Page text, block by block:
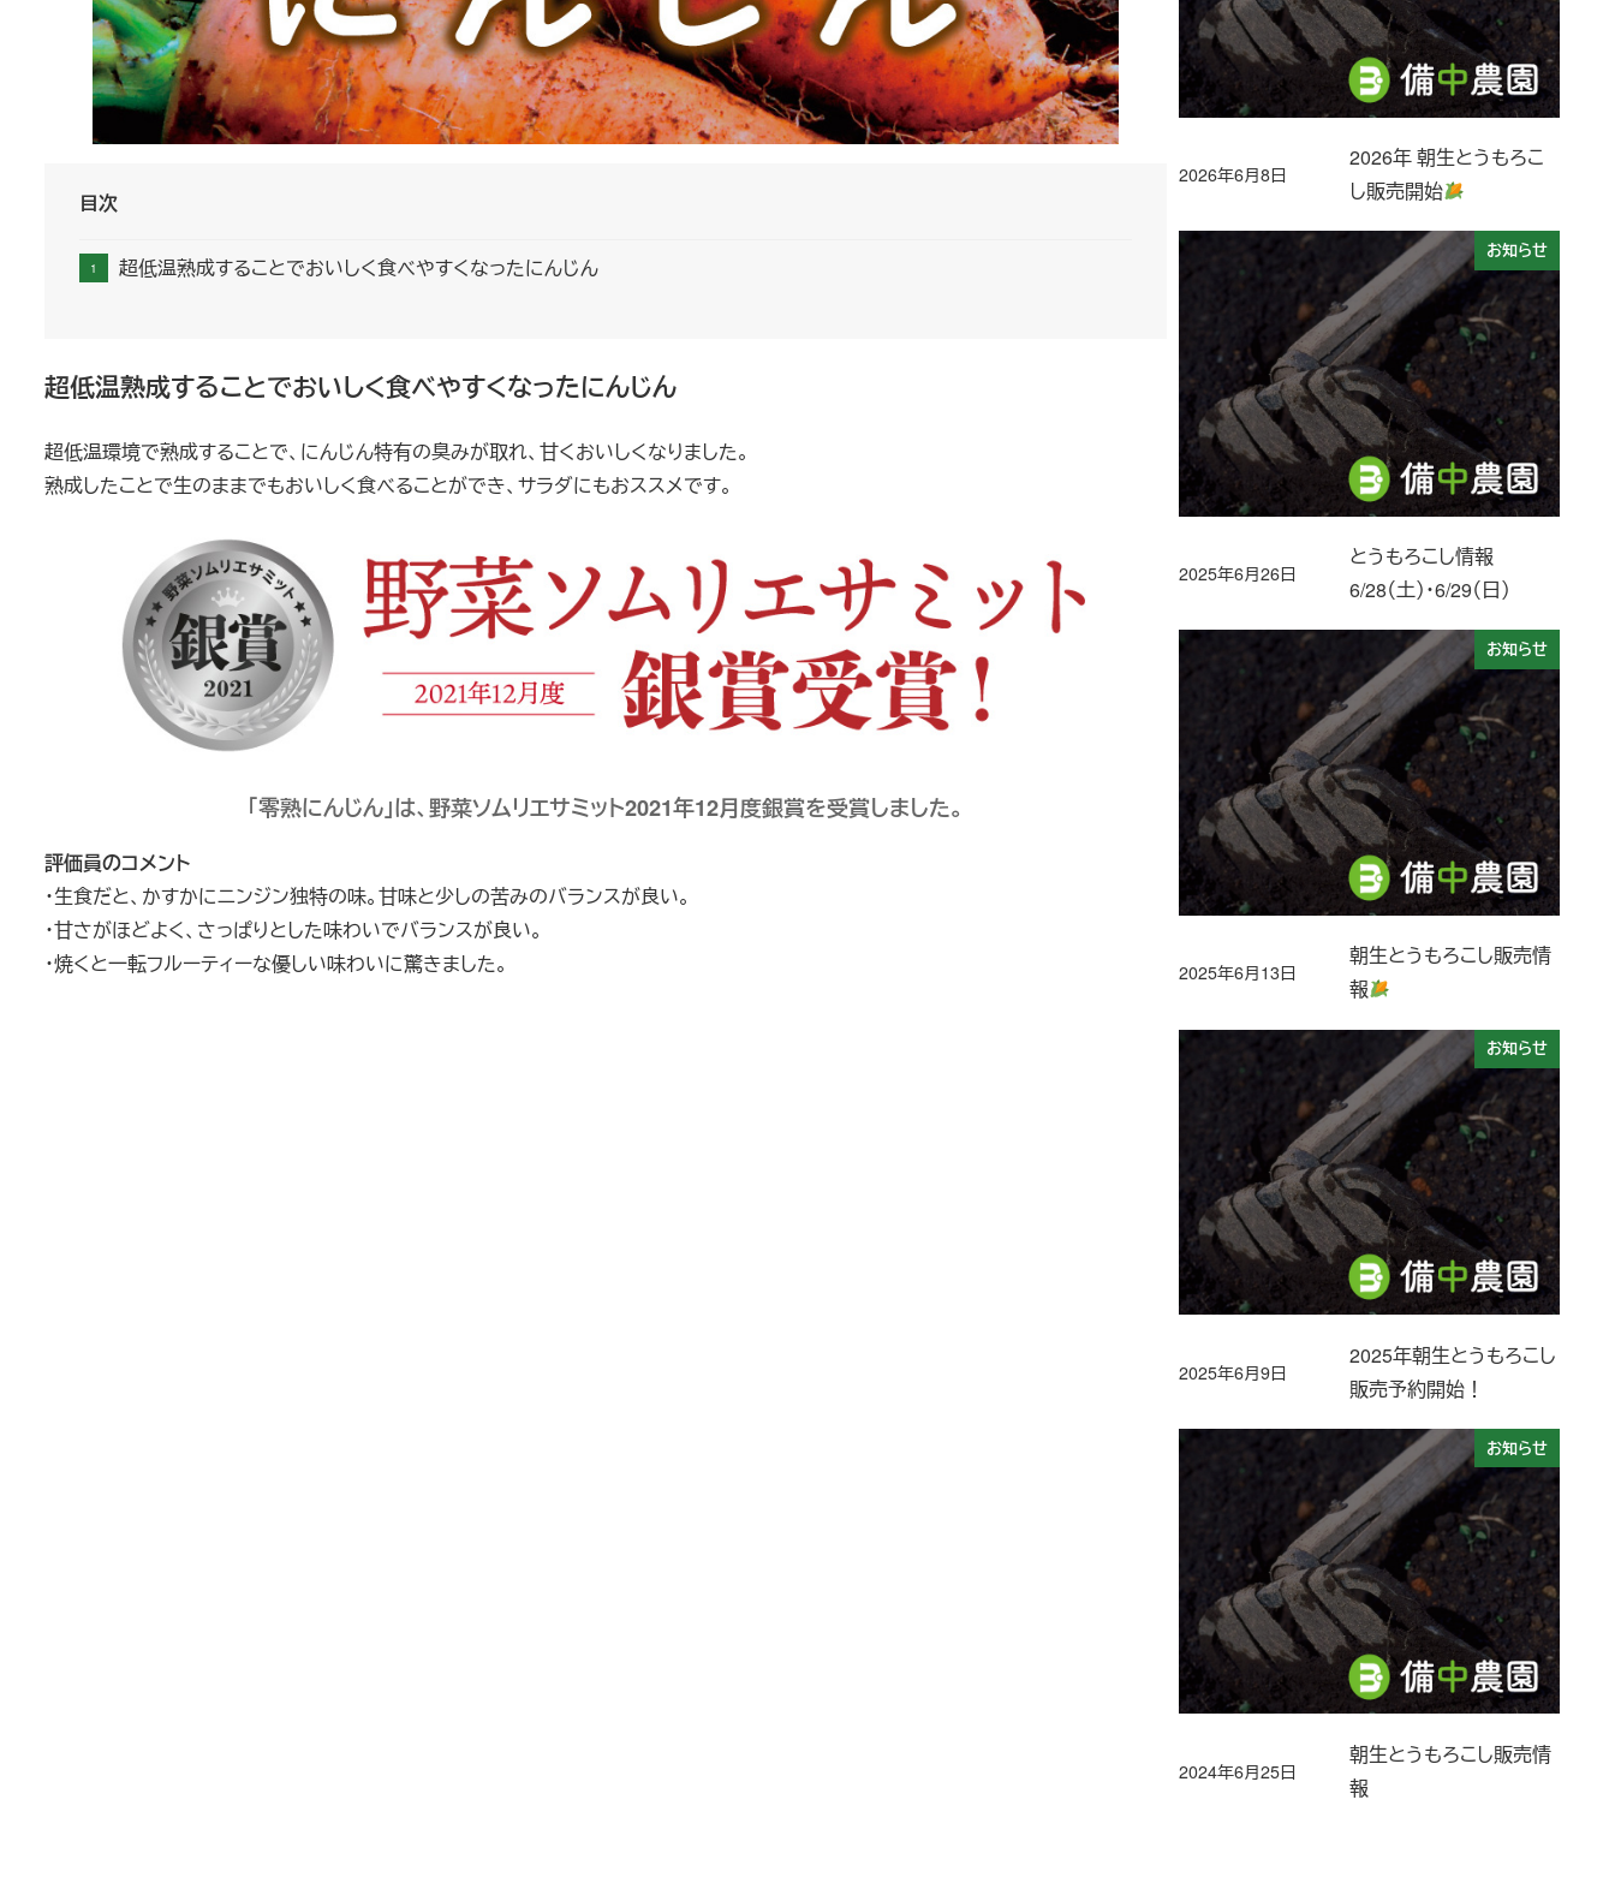
目次
超低温熟成することでおいしく食べやすくなったにんじん
超低温熟成することでおいしく食べやすくなったにんじん
超低温環境で熟成することで、にんじん特有の臭みが取れ、甘くおいしくなりました。
熟成したことで生のままでもおいしく食べることができ、サラダにもおススメです。
「零熟にんじん」は、野菜ソムリエサミット2021年12月度銀賞を受賞しました。
評価員のコメント
・生食だと、かすかにニンジン独特の味。甘味と少しの苦みのバランスが良い。
・甘さがほどよく、さっぱりとした味わいでバランスが良い。
・焼くと一転フルーティーな優しい味わいに驚きました。
2026年 朝生とうもろこ
し販売開始
投稿日
2026年6月8日
お知らせ
とうもろこし情報
6/28（土）・6/29（日）
投稿日
2025年6月26日
お知らせ
朝生とうもろこし販売情
報
投稿日
2025年6月13日
お知らせ
2025年朝生とうもろこし
販売予約開始！
投稿日
2025年6月9日
お知らせ
朝生とうもろこし販売情
報
投稿日
2024年6月25日